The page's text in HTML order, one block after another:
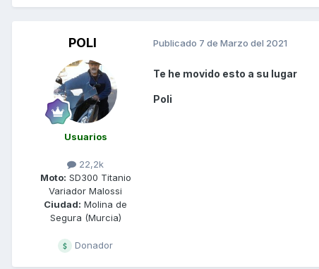
POLI
Usuarios
22,2k
Moto: SD300 Titanio
Variador Malossi
Ciudad: Molina de
Segura (Murcia)
Donador
Publicado 7 de Marzo del 2021
Te he movido esto a su lugar
Poli